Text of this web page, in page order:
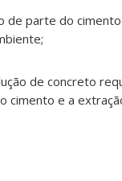
de parte do
de concreto
cimento e a